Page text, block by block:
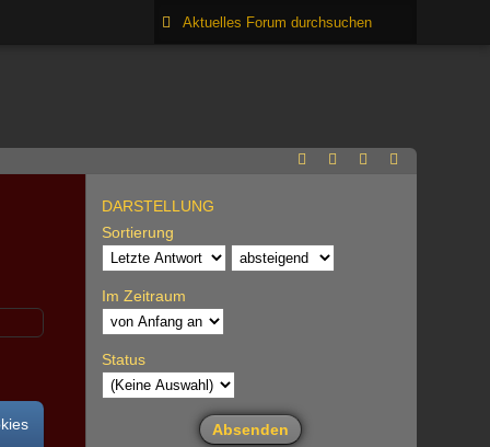
DARSTELLUNG
Sortierung
Im Zeitraum
Status